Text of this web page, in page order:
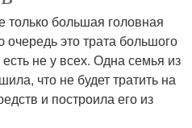
только большая головная
очередь это трата большого
не у всех. Одна семья из
что не будет тратить на
и построила его из